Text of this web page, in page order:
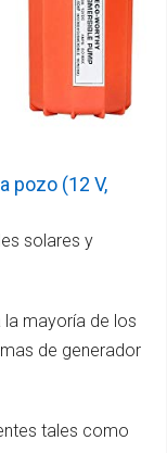
pozo (12 V,
solares y
la mayoría de los
de generador
tales como